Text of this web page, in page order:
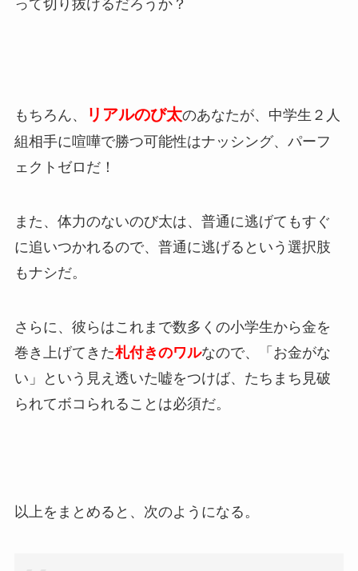
って切り抜けるだろうか？
もちろん、 リアルのび太のあなたが、中学生２人
組相手に喧嘩で勝つ可能性はナッシング、パーフ
ェクトゼロだ！
また、体力のないのび太は、普通に逃げてもすぐ
に追いつかれるので、普通に逃げるという選択肢
もナシだ。
さらに、彼らはこれまで数多くの小学生から金を
巻き上げてきた札付きのワルなので、「お金がな
い」という見え透いた嘘をつけば、たちまち見破
られてボコられることは必須だ。
以上をまとめると、次のようになる。